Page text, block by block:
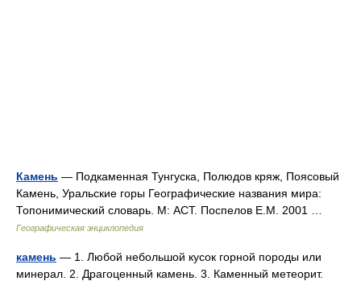
Камень — Подкаменная Тунгуска, Полюдов кряж, Поясовый
Камень, Уральские горы Географические названия мира:
Топонимический словарь. М: АСТ. Поспелов Е.М. 2001 …
Географическая энциклопедия
камень — 1. Любой небольшой кусок горной породы или
минерал. 2. Драгоценный камень. 3. Каменный метеорит.